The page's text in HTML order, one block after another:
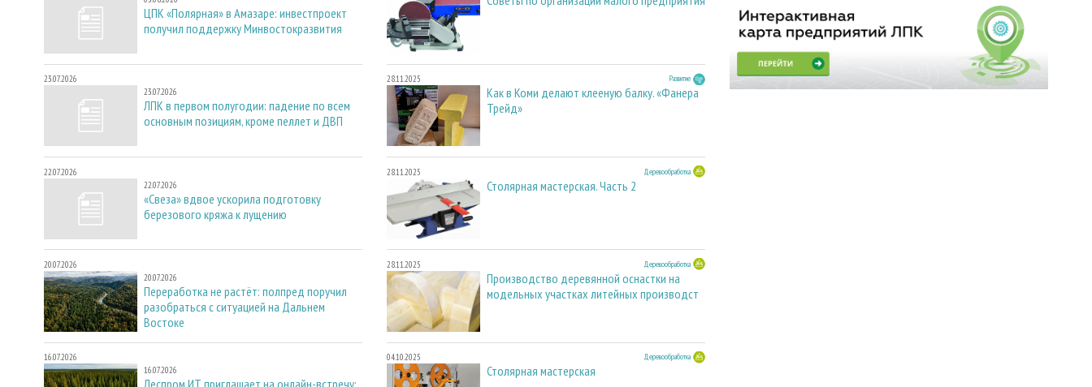
ЦПК «Полярная» в Амазаре: инвестпроект
получил поддержку Минвостокразвития
23.07.2026
23.07.2026
ЛПК в первом полугодии: падение по всем
основным позициям, кроме пеллет и ДВП
22.07.2026
22.07.2026
«Свеза» вдвое ускорила подготовку
березового кряжа к лущению
20.07.2026
20.07.2026
Переработка не растёт: полпред поручил
разобраться с ситуацией на Дальнем
Востоке
16.07.2026
16.07.2026
28.11.2025 Развитие
Как в Коми делают клееную балку. «Фанера
Трейд»
28.11.2025 Деревообработка
Столярная мастерская. Часть 2
28.11.2025 Деревообработка
Производство деревянной оснастки на
модельных участках литейных производст
04.10.2025 Деревообработка
Столярная мастерская